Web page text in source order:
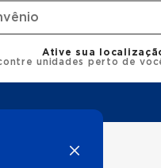
Ative sua
unidades perto de